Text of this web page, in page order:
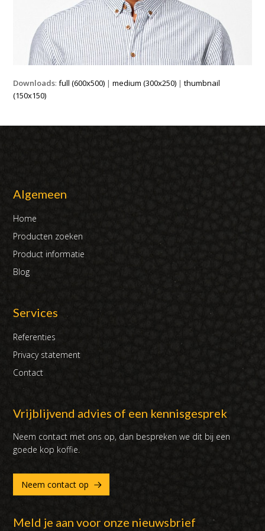
Downloads:full (600x500) |medium (300x250) |thumbnail
(150x150)
Algemeen
Home
Producten zoeken
Product informatie
Blog
Services
Referenties
Privacy statement
Contact
Vrijblijvend advies of een kennisgesprek
Neem contact met ons op, dan bespreken we dit bij een
goede kop koffie.
Neem contact op
Meld je aan voor onze nieuwsbrief